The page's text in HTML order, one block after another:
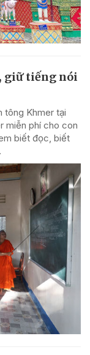
giữ tiếng nói
tông Khmer tại
miễn phí cho con
biết đọc, biết